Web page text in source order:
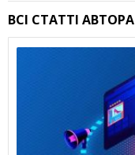
ВСІ СТАТТІ АВТОРА